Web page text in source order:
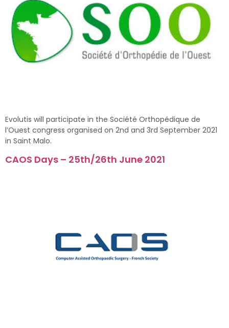
Evolutis will participate in the Société Orthopédique de
l’Ouest congress organised on 2nd and 3rd September 2021
in Saint Malo.
CAOS Days – 25th/26th June 2021